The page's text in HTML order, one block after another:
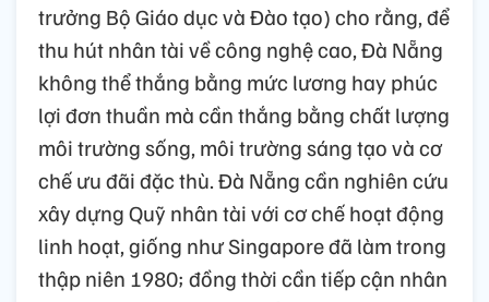
trưởng Bộ Giáo dục và Đào tạo) cho rằng, để
thu hút nhân tài về công nghệ cao, Đà Nẵng
không thể thắng bằng mức lương hay phúc
lợi đơn thuần mà cần thắng bằng chất lượng
môi trường sống, môi trường sáng tạo và cơ
chế ưu đãi đặc thù. Đà Nẵng cần nghiên cứu
xây dựng Quỹ nhân tài với cơ chế hoạt động
linh hoạt, giống như Singapore đã làm trong
thập niên 1980; đồng thời cần tiếp cận nhân